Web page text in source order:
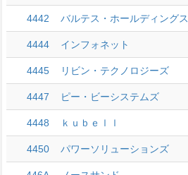
4442 バルテス・ホールディングス
4444 インフォネット
4445 リビン・テクノロジーズ
4447 ピー・ビーシステムズ
4448 ｋｕｂｅｌｌ
4450 パワーソリューションズ